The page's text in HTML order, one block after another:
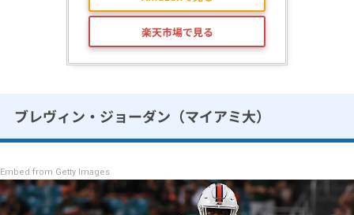
楽天市場で見る
ブレヴィン・ジョーダン（マイアミ大）
Embed from Getty Images